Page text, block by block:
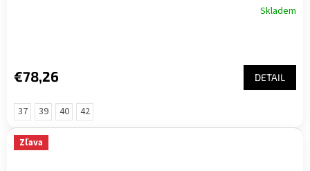
Skladem
€78,26 DETAIL
37 39 40 42
Zľava